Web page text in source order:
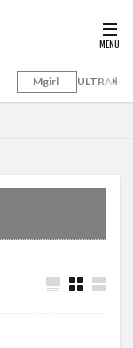
Mgirl